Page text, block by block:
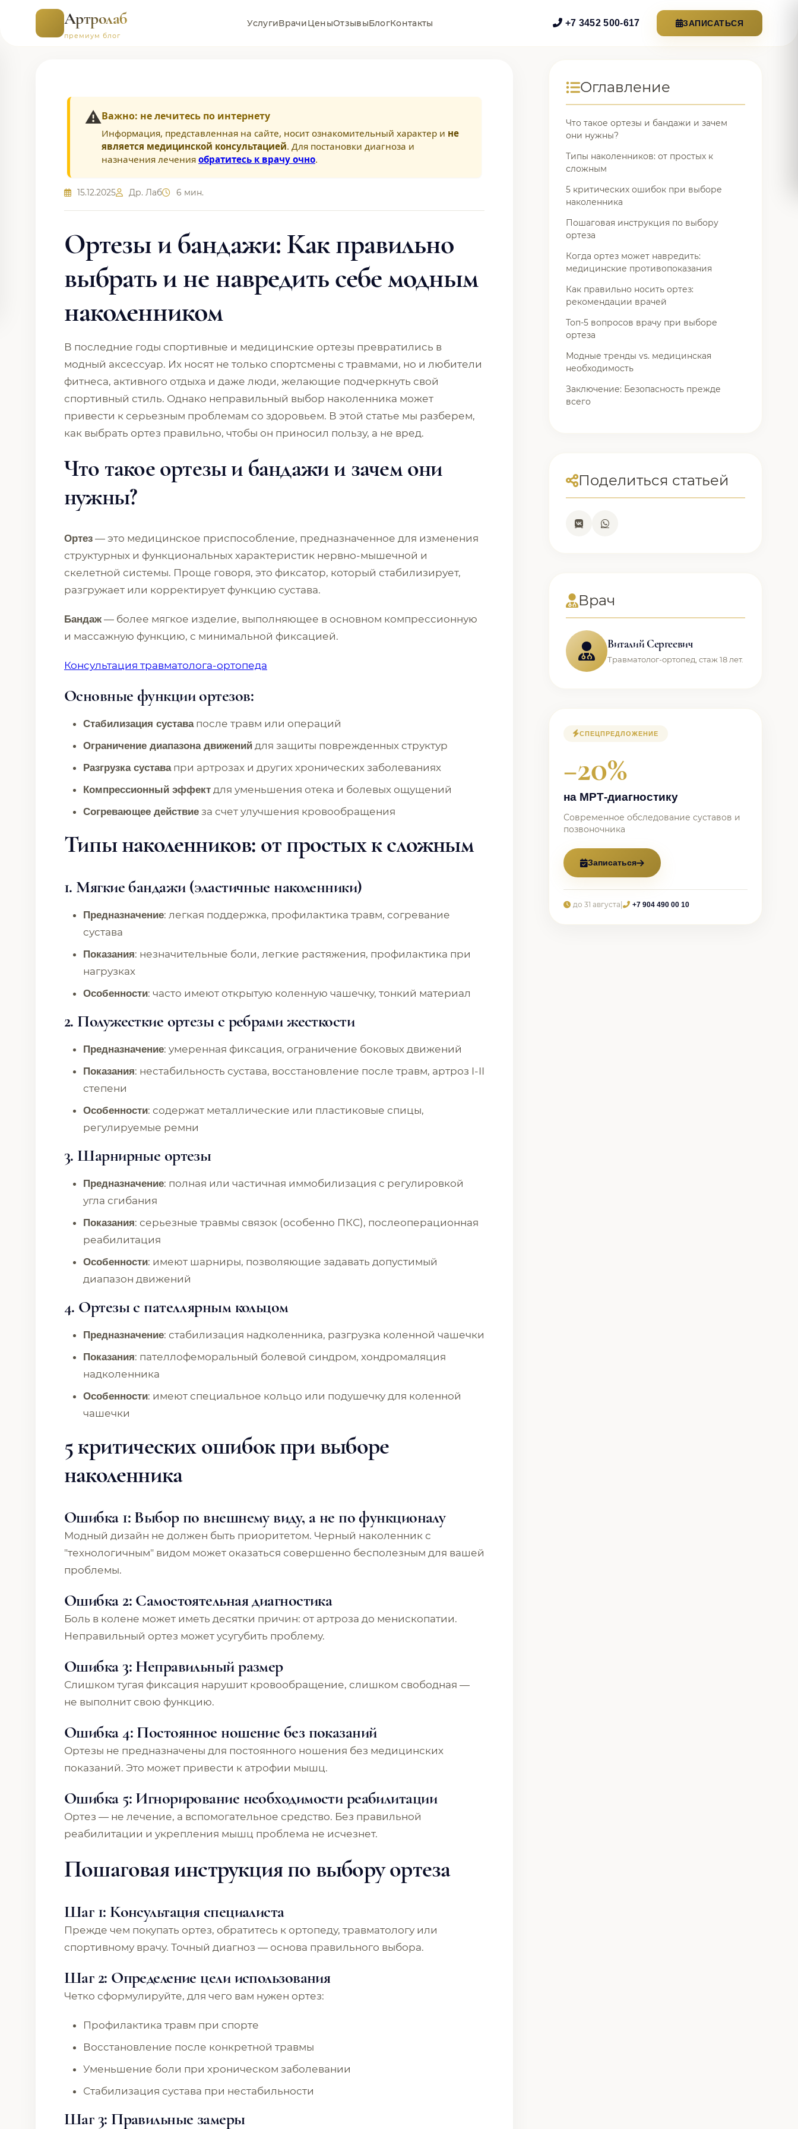
Артролаб
премиум блог
УслугиВрачиЦеныОтзывыБлогКонтакты +7 3452 500-617 ЗАПИСАТЬСЯ
⚠️Важно: не лечитесь по интернету
Информация, представленная на сайте, носит ознакомительный характер и не
является медицинской консультацией. Для постановки диагноза и
назначения лечения обратитесь к врачу очно.
15.12.2025 Др. Лаб 6 мин.
Ортезы и бандажи: Как правильно
выбрать и не навредить себе модным
наколенником
В последние годы спортивные и медицинские ортезы превратились в
модный аксессуар. Их носят не только спортсмены с травмами, но и любители
фитнеса, активного отдыха и даже люди, желающие подчеркнуть свой
спортивный стиль. Однако неправильный выбор наколенника может
привести к серьезным проблемам со здоровьем. В этой статье мы разберем,
как выбрать ортез правильно, чтобы он приносил пользу, а не вред.
Что такое ортезы и бандажи и зачем они
нужны?
Ортез — это медицинское приспособление, предназначенное для изменения
структурных и функциональных характеристик нервно-мышечной и
скелетной системы. Проще говоря, это фиксатор, который стабилизирует,
разгружает или корректирует функцию сустава.
Бандаж — более мягкое изделие, выполняющее в основном компрессионную
и массажную функцию, с минимальной фиксацией.
Консультация травматолога-ортопеда
Основные функции ортезов:
Стабилизация суставапосле травм или операций
Ограничение диапазона движений для защиты поврежденных структур
Разгрузка суставапри артрозах и других хронических заболеваниях
Компрессионный эффект для уменьшения отека и болевых ощущений
Согревающее действие за счет улучшения кровообращения
Типы наколенников: от простых к сложным
1. Мягкие бандажи (эластичные наколенники)
Предназначение: легкая поддержка, профилактика травм, согревание
сустава
Показания: незначительные боли, легкие растяжения, профилактика при
нагрузках
Особенности: часто имеют открытую коленную чашечку, тонкий материал
2. Полужесткие ортезы с ребрами жесткости
Предназначение: умеренная фиксация, ограничение боковых движений
Показания: нестабильность сустава, восстановление после травм, артроз I-II
степени
Особенности: содержат металлические или пластиковые спицы,
регулируемые ремни
3. Шарнирные ортезы
Предназначение: полная или частичная иммобилизация с регулировкой
угла сгибания
Показания: серьезные травмы связок (особенно ПКС), послеоперационная
реабилитация
Особенности: имеют шарниры, позволяющие задавать допустимый
диапазон движений
4. Ортезы с пателлярным кольцом
Предназначение: стабилизация надколенника, разгрузка коленной чашечки
Показания: пателлофеморальный болевой синдром, хондромаляция
надколенника
Особенности: имеют специальное кольцо или подушечку для коленной
чашечки
5 критических ошибок при выборе
наколенника
Ошибка 1: Выбор по внешнему виду, а не по функционалу
Модный дизайн не должен быть приоритетом. Черный наколенник с
"технологичным" видом может оказаться совершенно бесполезным для вашей
проблемы.
Ошибка 2: Самостоятельная диагностика
Боль в колене может иметь десятки причин: от артроза до менископатии.
Неправильный ортез может усугубить проблему.
Ошибка 3: Неправильный размер
Слишком тугая фиксация нарушит кровообращение, слишком свободная —
не выполнит свою функцию.
Ошибка 4: Постоянное ношение без показаний
Ортезы не предназначены для постоянного ношения без медицинских
показаний. Это может привести к атрофии мышц.
Ошибка 5: Игнорирование необходимости реабилитации
Ортез — не лечение, а вспомогательное средство. Без правильной
реабилитации и укрепления мышц проблема не исчезнет.
Пошаговая инструкция по выбору ортеза
Шаг 1: Консультация специалиста
Прежде чем покупать ортез, обратитесь к ортопеду, травматологу или
спортивному врачу. Точный диагноз — основа правильного выбора.
Шаг 2: Определение цели использования
Четко сформулируйте, для чего вам нужен ортез:
Профилактика травм при спорте
Восстановление после конкретной травмы
Уменьшение боли при хроническом заболевании
Стабилизация сустава при нестабильности
Шаг 3: Правильные замеры
Оглавление
Что такое ортезы и бандажи и зачем
они нужны?
Типы наколенников: от простых к
сложным
5 критических ошибок при выборе
наколенника
Пошаговая инструкция по выбору
ортеза
Когда ортез может навредить:
медицинские противопоказания
Как правильно носить ортез:
рекомендации врачей
Топ-5 вопросов врачу при выборе
ортеза
Модные тренды vs. медицинская
необходимость
Заключение: Безопасность прежде
всего
Поделиться статьей
Врач
Виталий Сергеевич
Травматолог-ортопед, стаж 18 лет.
СПЕЦПРЕДЛОЖЕНИЕ
−20%
на МРТ-диагностику
Современное обследование суставов и
позвоночника
Записаться
до 31 августа +7 904 490 00 10